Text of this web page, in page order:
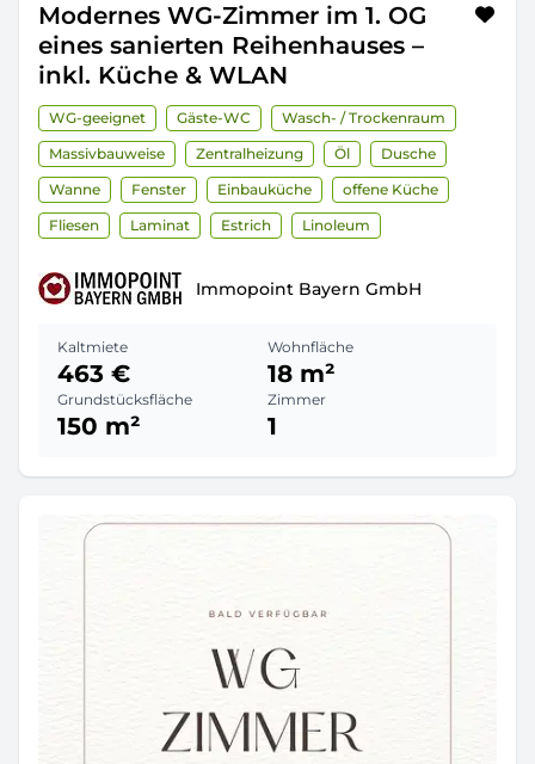
Modernes WG-Zimmer im 1. OG
eines sanierten Reihenhauses –
inkl. Küche & WLAN
WG-geeignet Gäste-WC
Wasch- / Trockenraum
Massivbauweise
Zentralheizung Öl
Dusche
Wanne
Fenster Einbauküche
offene Küche
Fliesen
Laminat Estrich Linoleum
Immopoint Bayern GmbH
Kaltmiete
463 €
Wohnfläche
18 m²
Grundstücksfläche
150 m²
Zimmer
1